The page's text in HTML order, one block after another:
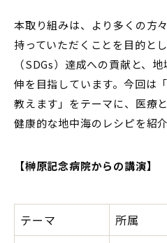
本取り組みは、より多くの方
持っていただくことを目的と
（SDGs）達成への貢献と、
伸を目指しています。今回は
教えます」をテーマに、医療
健康的な地中海のレシピを紹介
【榊原記念病院からの講演】
テーマ 所属